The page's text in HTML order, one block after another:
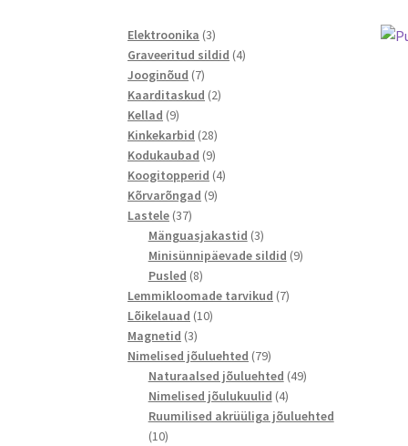
Elektroonika 33
toodet
Graveeritud sildid 44
Jooginõud 77
toodet
Kaarditaskud 22
Kellad 99
toodet
Kinkekarbid 2828
toodet
Kodukaubad 99
toodet
Koogitopperid 44
Kõrvarõngad 99
Lastele 3737
toodet
Mänguasjakastid 33
toodet
Minisünnipäevade sildid 99
Pusled 88
toodet
Lemmikloomade tarvikud 77
Lõikelauad 1010
Magnetid 33
toodet
Nimelised jõuluehted 7979
toodet
Naturaalsed jõuluehted 4949
Nimelised jõulukuulid 44
toodet
Ruumilised akrüüliga jõuluehted
1010